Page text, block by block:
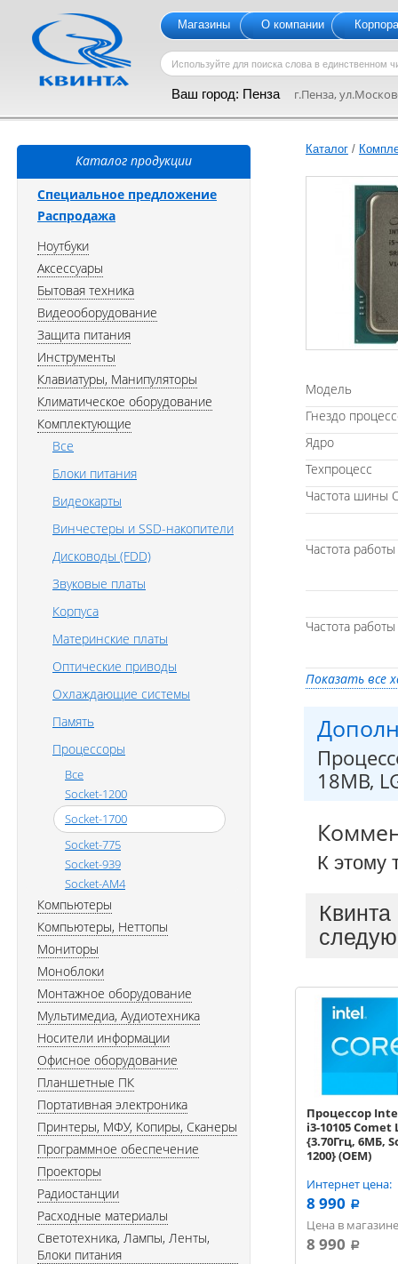
Магазины О компании
Ваш город: Пенза г.Пенза,
Каталог /
Модель
Гнездо
Ядро
Техпроцесс
Частота шины
Частота
Частота
Показать все
18MB,
К этому
Процессор
i3-10105 Comet
{3.70Ггц, 6МБ,
1200} (OEM)
Интернет цена:
8 990 a
Цена в
8 990 a
Каталог продукции
Специальное предложение
Распродажа
Ноутбуки
Аксессуары
Бытовая техника
Видеооборудование
Защита питания
Инструменты
Клавиатуры, Манипуляторы
Климатическое оборудование
Комплектующие
Все
Блоки питания
Видеокарты
Винчестеры и SSD-накопители
Дисководы (FDD)
Звуковые платы
Корпуса
Материнские платы
Оптические приводы
Охлаждающие системы
Память
Процессоры
Все
Socket-1200
Socket-1700
Socket-775
Socket-939
Socket-AM4
Компьютеры
Компьютеры, Неттопы
Мониторы
Моноблоки
Монтажное оборудование
Мультимедиа, Аудиотехника
Носители информации
Офисное оборудование
Планшетные ПК
Портативная электроника
Принтеры, МФУ, Копиры, Сканеры
Программное обеспечение
Проекторы
Радиостанции
Расходные материалы
Светотехника, Лампы, Ленты,
Блоки питания